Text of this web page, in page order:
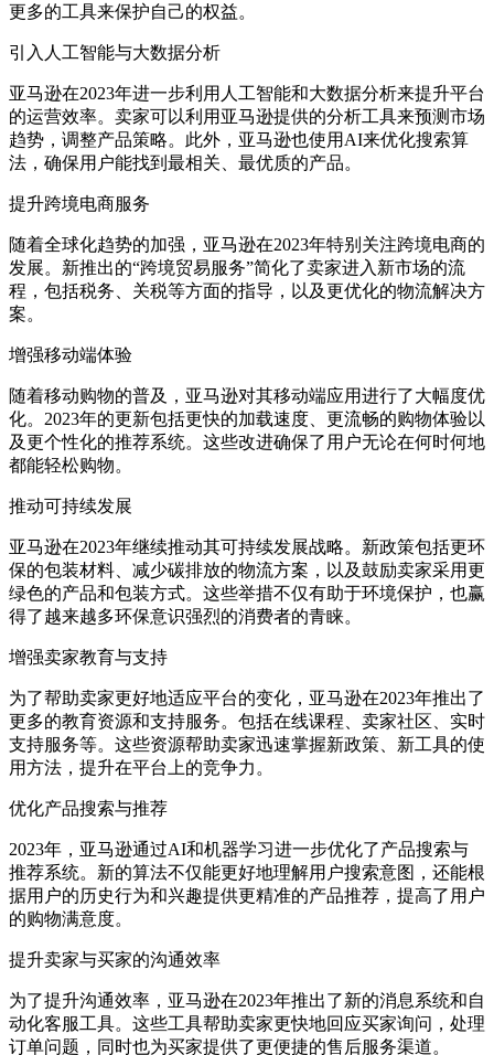
更多的工具来保护自己的权益。
引入人工智能与大数据分析
亚马逊在2023年进一步利用人工智能和大数据分析来提升平台
的运营效率。卖家可以利用亚马逊提供的分析工具来预测市场
趋势，调整产品策略。此外，亚马逊也使用AI来优化搜索算
法，确保用户能找到最相关、最优质的产品。
提升跨境电商服务
随着全球化趋势的加强，亚马逊在2023年特别关注跨境电商的
发展。新推出的“跨境贸易服务”简化了卖家进入新市场的流
程，包括税务、关税等方面的指导，以及更优化的物流解决方
案。
增强移动端体验
随着移动购物的普及，亚马逊对其移动端应用进行了大幅度优
化。2023年的更新包括更快的加载速度、更流畅的购物体验以
及更个性化的推荐系统。这些改进确保了用户无论在何时何地
都能轻松购物。
推动可持续发展
亚马逊在2023年继续推动其可持续发展战略。新政策包括更环
保的包装材料、减少碳排放的物流方案，以及鼓励卖家采用更
绿色的产品和包装方式。这些举措不仅有助于环境保护，也赢
得了越来越多环保意识强烈的消费者的青睐。
增强卖家教育与支持
为了帮助卖家更好地适应平台的变化，亚马逊在2023年推出了
更多的教育资源和支持服务。包括在线课程、卖家社区、实时
支持服务等。这些资源帮助卖家迅速掌握新政策、新工具的使
用方法，提升在平台上的竞争力。
优化产品搜索与推荐
2023年，亚马逊通过AI和机器学习进一步优化了产品搜索与
推荐系统。新的算法不仅能更好地理解用户搜索意图，还能根
据用户的历史行为和兴趣提供更精准的产品推荐，提高了用户
的购物满意度。
提升卖家与买家的沟通效率
为了提升沟通效率，亚马逊在2023年推出了新的消息系统和自
动化客服工具。这些工具帮助卖家更快地回应买家询问，处理
订单问题，同时也为买家提供了更便捷的售后服务渠道。